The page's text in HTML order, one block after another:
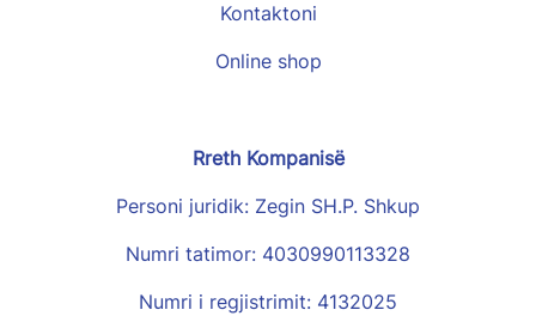
Kontaktoni
Online shop
Rreth Kompanisë
Personi juridik: Zegin SH.P. Shkup
Numri tatimor: 4030990113328
Numri i regjistrimit: 4132025